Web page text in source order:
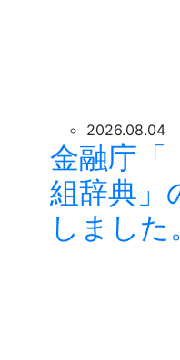
2026.08.04
金融庁「
組辞典」
しました